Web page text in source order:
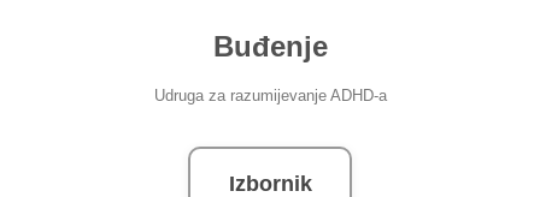
Buđenje
Udruga za razumijevanje ADHD-a
Izbornik